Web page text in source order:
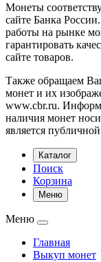
Монеты
сайте Банка
работы на рынке
гарантировать
сайте товаров.
Также обращаем
монет и их
www.cbr.ru.
наличия монет
является
Каталог
Поиск
Корзина
Меню
Меню
Главная
Выкуп монет